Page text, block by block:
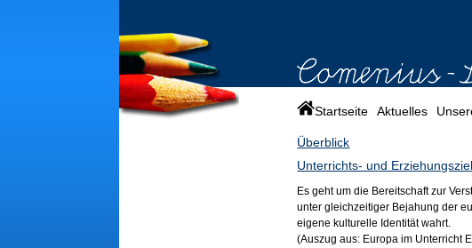
Startseite Aktuelles
Überblick
Unterrichts- und
Es geht um die Bereitschaft zur
unter gleichzeitiger Bejahung der
eigene kulturelle Identität wahrt.
(Auszug aus: Europa im Unterricht